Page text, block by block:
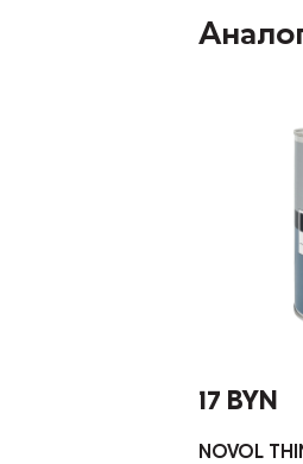
17 BYN
NOVOL